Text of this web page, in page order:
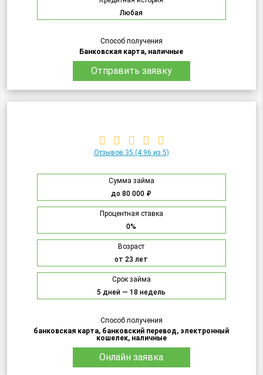
Любая
Способ получения
Банковская карта, наличные
Отправить заявку
Отзывов 35 (4.96 из 5)
Сумма займа
до 80 000 ₽
Процентная ставка
0%
Возраст
от 23 лет
Срок займа
5 дней — 18 недель
Способ получения
банковская карта, банковский перевод, электронный
кошелек, наличные
Онлайн заявка